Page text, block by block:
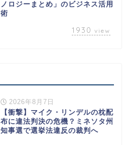
ノロジーまとめ」のビジネス活用
術
1930 view
2026年8月7日
【衝撃】マイク・リンデルの枕配
布に違法判決の危機？ミネソタ州
知事選で選挙法違反の裁判へ